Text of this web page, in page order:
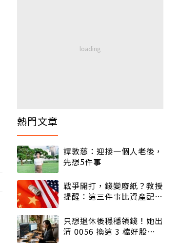
熱門文章
譚敦慈：迎接一個人老後，
先想5件事
戰爭開打，錢變廢紙？教授
提醒：這三件事比資產配置
只想退休後穩穩領錢！她出
清 0056 換這 3 檔好股：